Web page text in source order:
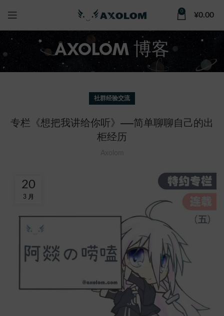
0 ¥0.00
AXOLOM 博客
社群经验交流
专栏《想把我讲给你听》——简单聊聊自己的出
柜经历
20
3 月